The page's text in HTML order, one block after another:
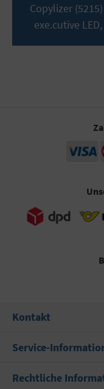
Copylizer
exe.cutive
Kontakt
Service-
Rechtliche